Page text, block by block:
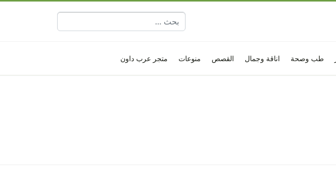
البحث عن:
طب وصحة اناقة وجمال القصص منوعات متجر عرب داون